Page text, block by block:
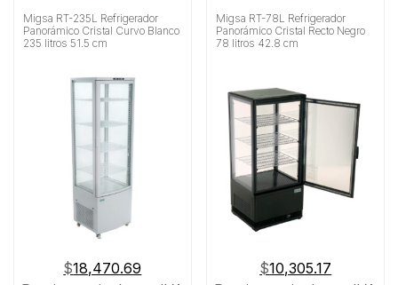
Migsa RT-235L Refrigerador
Panorámico Cristal Curvo Blanco
235 litros 51.5 cm
$18,470.69
Migsa RT-78L Refrigerador
Panorámico Cristal Recto Negro
78 litros 42.8 cm
$10,305.17